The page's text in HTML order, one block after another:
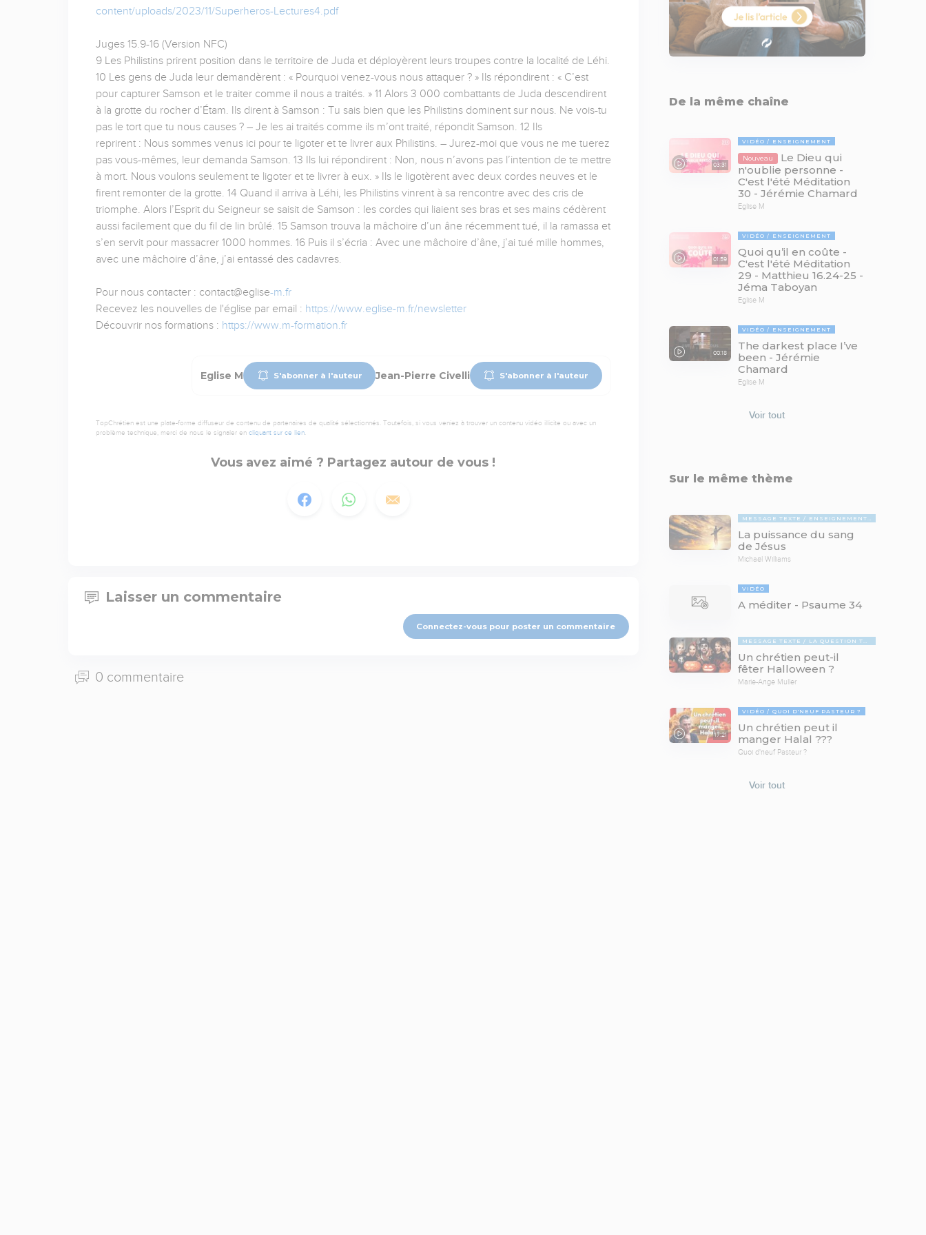
content/uploads/2023/11/Superheros-Lectures4.pdf
Juges 15.9-16 (Version NFC)
9 Les Philistins prirent position dans le territoire de Juda et déployèrent leurs troupes contre la localité de Léhi.
10 Les gens de Juda leur demandèrent : « Pourquoi venez-vous nous attaquer ? » Ils répondirent : « C’est
pour capturer Samson et le traiter comme il nous a traités. » 11 Alors 3 000 combattants de Juda descendirent
à la grotte du rocher d’Étam. Ils dirent à Samson : Tu sais bien que les Philistins dominent sur nous. Ne vois-tu
pas le tort que tu nous causes ? – Je les ai traités comme ils m’ont traité, répondit Samson. 12 Ils
reprirent : Nous sommes venus ici pour te ligoter et te livrer aux Philistins. – Jurez-moi que vous ne me tuerez
pas vous-mêmes, leur demanda Samson. 13 Ils lui répondirent : Non, nous n’avons pas l’intention de te mettre
à mort. Nous voulons seulement te ligoter et te livrer à eux. » Ils le ligotèrent avec deux cordes neuves et le
firent remonter de la grotte. 14 Quand il arriva à Léhi, les Philistins vinrent à sa rencontre avec des cris de
triomphe. Alors l’Esprit du Seigneur se saisit de Samson : les cordes qui liaient ses bras et ses mains cédèrent
aussi facilement que du fil de lin brûlé. 15 Samson trouva la mâchoire d’un âne récemment tué, il la ramassa et
s’en servit pour massacrer 1000 hommes. 16 Puis il s’écria : Avec une mâchoire d’âne, j’ai tué mille hommes,
avec une mâchoire d’âne, j’ai entassé des cadavres.
Pour nous contacter : contact@eglise-m.fr
Recevez les nouvelles de l'église par email : https://www.eglise-m.fr/newsletter
Découvrir nos formations : https://www.m-formation.fr
Eglise M S'abonner à l'auteur Jean-Pierre Civelli S'abonner à l'auteur
TopChrétien est une plate-forme diffuseur de contenu de partenaires de qualité sélectionnés. Toutefois, si vous veniez à trouver un contenu vidéo illicite ou avec un
problème technique, merci de nous le signaler en cliquant sur ce lien.
Vous avez aimé ? Partagez autour de vous !
Laisser un commentaire
Connectez-vous pour poster un commentaire
0 commentaire
De la même chaîne
03:31
VIDÉO ENSEIGNEMENT
Nouveau
Le Dieu qui
n'oublie personne -
C'est l'été Méditation
30 - Jérémie Chamard
Eglise M
01:59
VIDÉO ENSEIGNEMENT
Quoi qu’il en coûte -
C'est l'été Méditation
29 - Matthieu 16.24-25 -
Jéma Taboyan
Eglise M
00:18
VIDÉO ENSEIGNEMENT
The darkest place I’ve
been - Jérémie
Chamard
Eglise M
Voir tout
Sur le même thème
MESSAGE TEXTE ENSEIGNEMENTS BIBLIQUES
La puissance du sang
de Jésus
Michaël Williams
VIDÉO
A méditer - Psaume 34
MESSAGE TEXTE LA QUESTION TABOUE
Un chrétien peut-il
fêter Halloween ?
Marie-Ange Muller
17:21
VIDÉO QUOI D'NEUF PASTEUR ?
Un chrétien peut il
manger Halal ???
Quoi d'neuf Pasteur ?
Voir tout